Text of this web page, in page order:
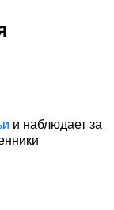
и наблюдает за